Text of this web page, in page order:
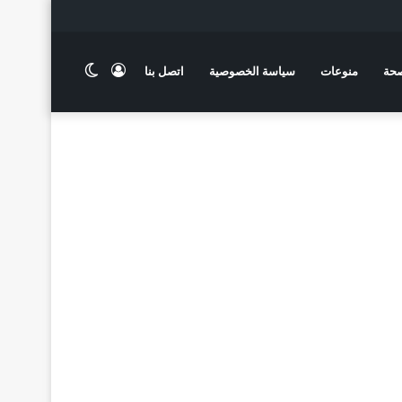
منوعات سياسة الخصوصية اتصل بنا الوضعتسجيل